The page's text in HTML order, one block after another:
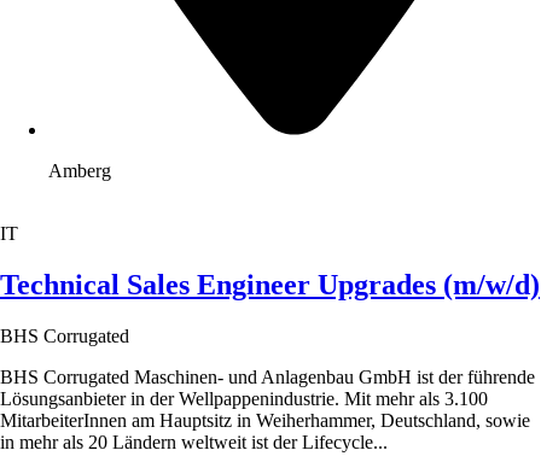
Amberg
IT
Technical Sales Engineer Upgrades (m/w/d)
BHS Corrugated
BHS Corrugated Maschinen- und Anlagenbau GmbH ist der führende
Lösungsanbieter in der Wellpappenindustrie. Mit mehr als 3.100
MitarbeiterInnen am Hauptsitz in Weiherhammer, Deutschland, sowie
in mehr als 20 Ländern weltweit ist der Lifecycle...